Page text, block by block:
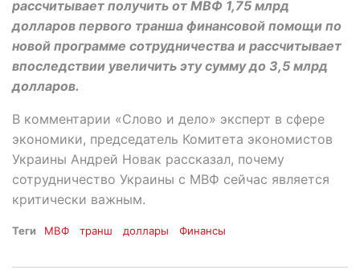
рассчитывает получить от МВФ 1,75 млрд
долларов первого транша финансовой помощи по
новой программе сотрудничества и рассчитывает
впоследствии увеличить эту сумму до 3,5 млрд
долларов.
В комментарии «Слово и дело» эксперт в сфере
экономики, председатель Комитета экономистов
Украины Андрей Новак рассказал, почему
сотрудничество Украины с МВФ сейчас является
критически важным.
Теги МВФ транш доллары Финансы